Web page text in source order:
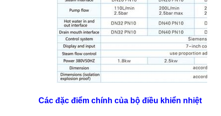
Các đặc điểm chính của bộ điều khiển nhiệt